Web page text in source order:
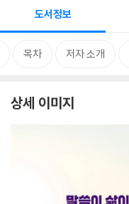
도서정보
목차 저자 소개
상세 이미지